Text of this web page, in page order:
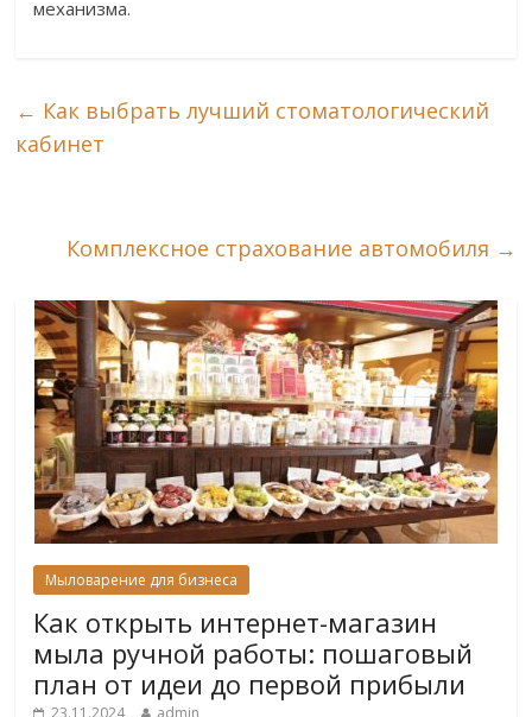
механизма.
← Как выбрать лучший стоматологический
кабинет
Комплексное страхование автомобиля →
Мыловарение для бизнеса
Как открыть интернет-магазин
мыла ручной работы: пошаговый
план от идеи до первой прибыли